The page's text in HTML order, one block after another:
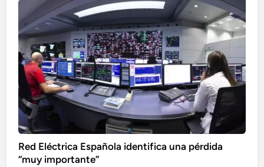
Red Eléctrica Española identifica una pérdida
“muy importante”